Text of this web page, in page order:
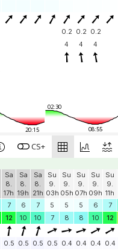
0.2 0.2 0.2
4
4 4
20:15
02:30
08:55
CS+
Sa
8.
17h
Sa
8.
19h
Sa
8.
21h
Su
9.
03h
Su
9.
05h
Su
9.
07h
Su
9.
09h
Su
9.
11h
7 6 7 5 5 5 6 7
12 10 10 7 8 8 10 12
0.5 0.5 0.5 0.5 0.4 0.4 0.4 0.4